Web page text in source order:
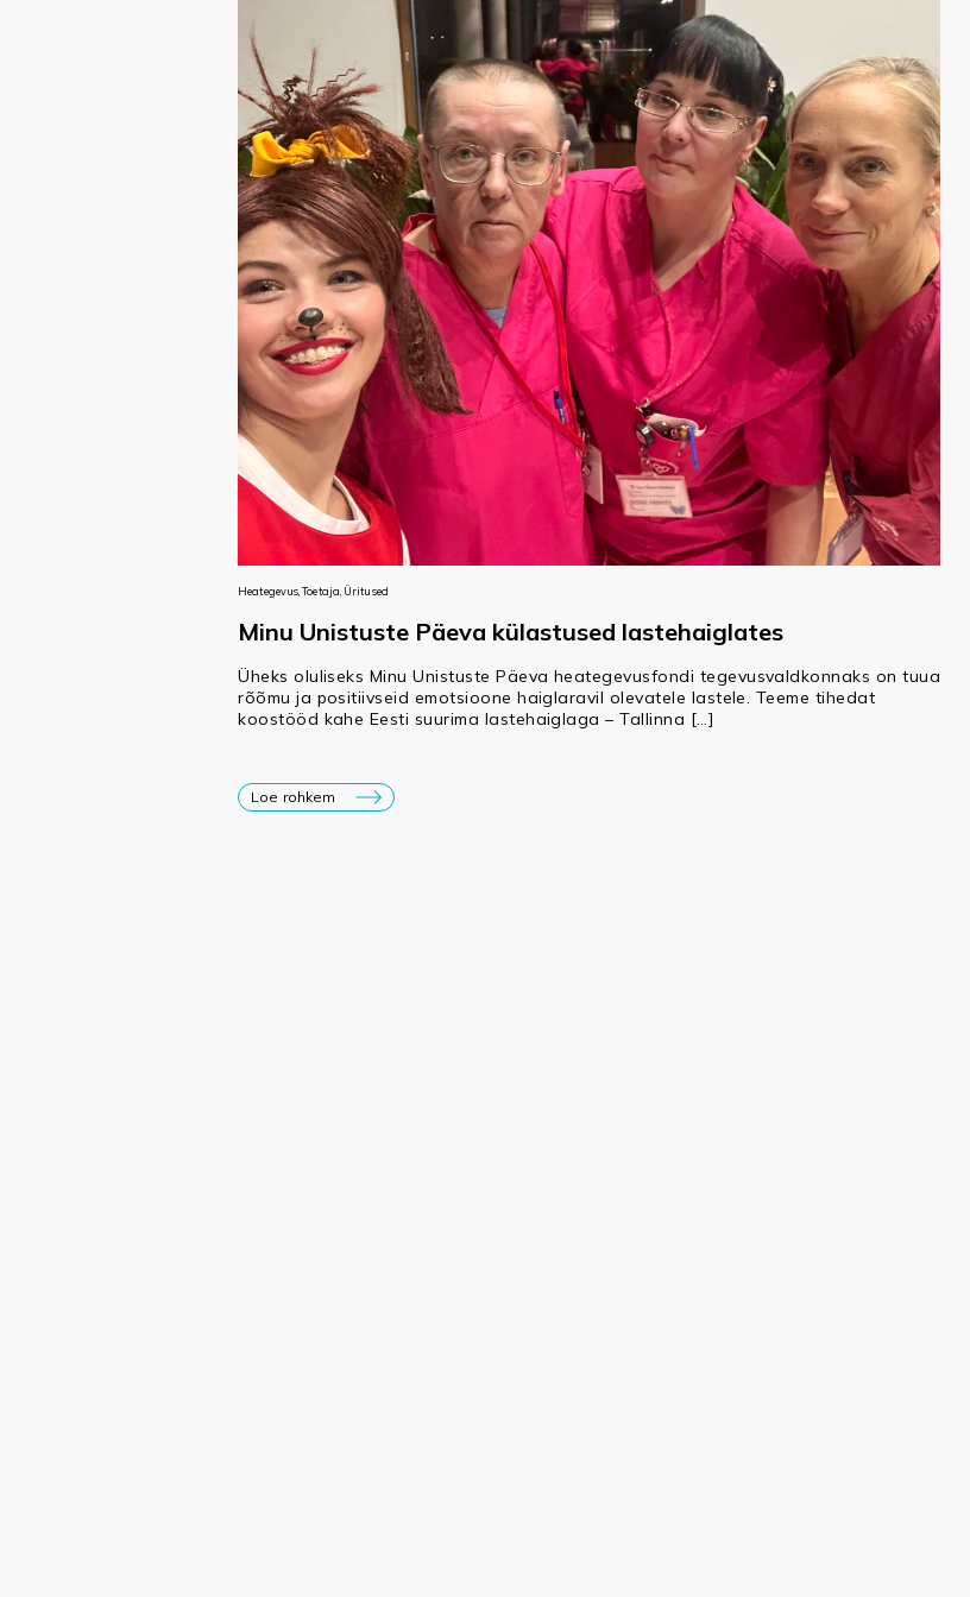
Heategevus, Toetaja, Üritused
Minu Unistuste Päeva külastused lastehaiglates
Üheks oluliseks Minu Unistuste Päeva heategevusfondi tegevusvaldkonnaks on tuua
rõõmu ja positiivseid emotsioone haiglaravil olevatele lastele. Teeme tihedat
koostööd kahe Eesti suurima lastehaiglaga – Tallinna […]
Loe rohkem